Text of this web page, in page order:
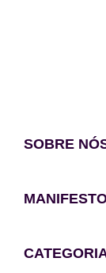
SOBRE